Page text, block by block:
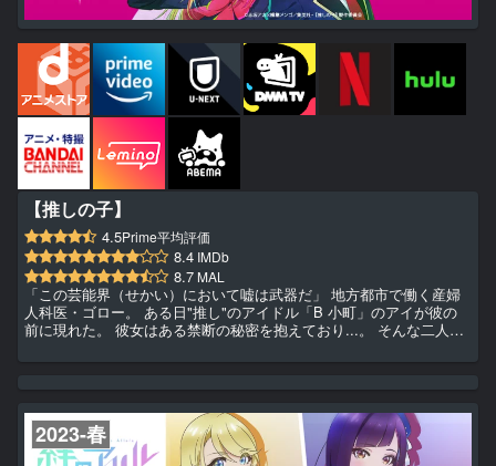
【推しの子】
4.5Prime平均評価
8.4 IMDb
8.7 MAL
「この芸能界（せかい）において嘘は武器だ」 地方都市で働く産婦
人科医・ゴロー。 ある日"推し"のアイドル「B 小町」のアイが彼の
前に現れた。 彼女はある禁断の秘密を抱えており...。 そんな二人
2023-春